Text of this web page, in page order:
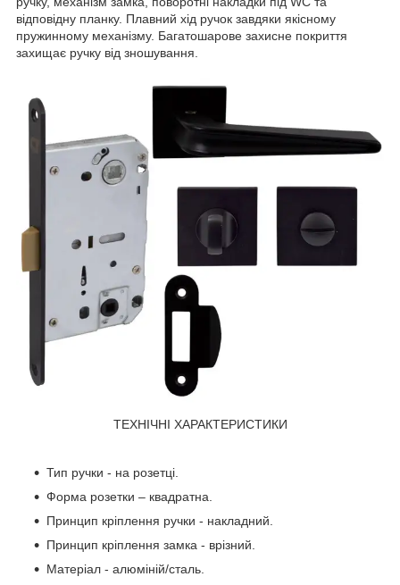
відповідну планку. Плавний хід ручок завдяки якісному
пружинному механізму. Багатошарове захисне покриття
захищає ручку від зношування.
ТЕХНІЧНІ ХАРАКТЕРИСТИКИ
Тип ручки - на розетці.
Форма розетки – квадратна.
Принцип кріплення ручки - накладний.
Принцип кріплення замка - врізний.
Матеріал - алюміній/сталь.